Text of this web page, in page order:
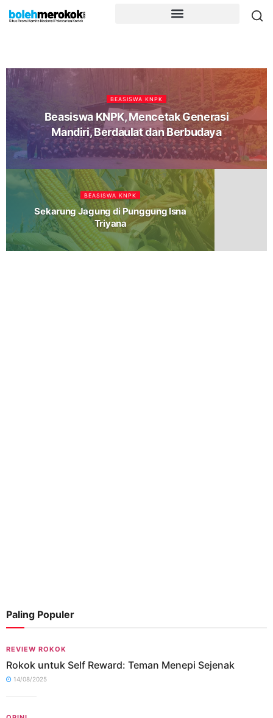
BEASISWA KNPK
Beasiswa KNPK, Mencetak Generasi
Mandiri, Berdaulat dan Berbudaya
BEASISWA KNPK
Sekarung Jagung di Punggung Isna
Triyana
Paling Populer
REVIEW ROKOK
Rokok untuk Self Reward: Teman Menepi Sejenak
14/08/2025